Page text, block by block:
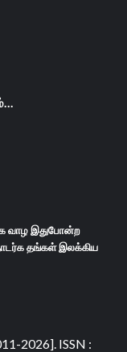
வாழ இதுபோன்ற
தங்கள் இலக்கிய
2026]. ISSN :